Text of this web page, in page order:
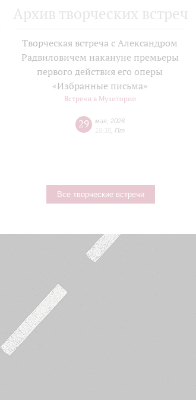
Архив творческих встреч
Творческая встреча с Александром
Радвиловичем накануне премьеры
первого действия его оперы
«Избранные письма»
Встречи в Музитории
29 мая, 2026
18:30, Пт
Все творческие встречи